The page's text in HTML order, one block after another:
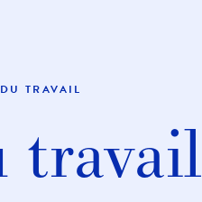
TRAVAIL
travail